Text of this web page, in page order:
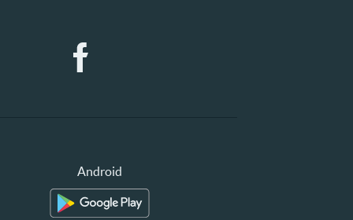
Android